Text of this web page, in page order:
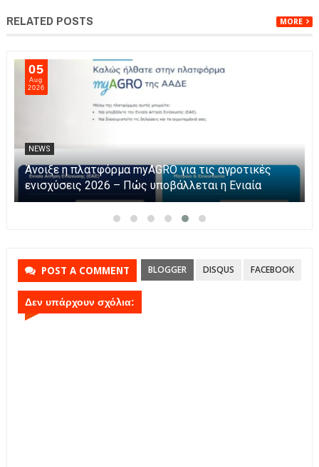
RELATED POSTS MORE
05
Aug
2026
NEWS
Άνοιξε η πλατφόρμα myAGRO για τις αγροτικές
ενισχύσεις 2026 – Πώς υποβάλλεται η Ενιαία
Αίτηση Ενίσχυσης
POST A COMMENT BLOGGER DISQUS FACEBOOK
Δεν υπάρχουν σχόλια: